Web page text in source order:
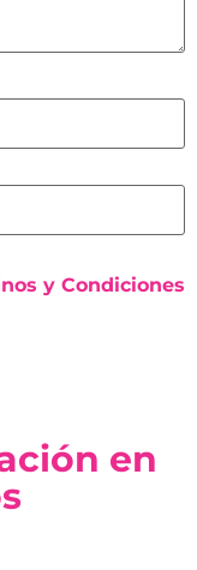
y Condiciones
en